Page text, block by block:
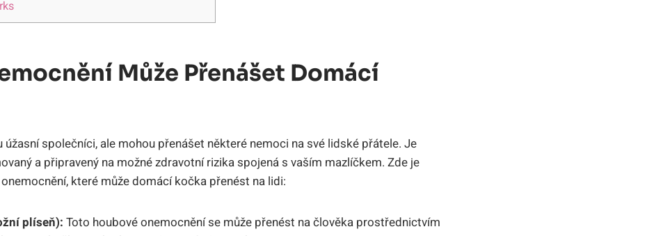
Může Přenášet Domácí
společníci, ale mohou přenášet některé nemoci na své lidské přátele. Je
a připravený na možné zdravotní rizika spojená s vaším mazlíčkem. Zde je
které může domácí kočka přenést na lidi:
plíseň):Toto houbové onemocnění se může přenést na člověka prostřednictvím